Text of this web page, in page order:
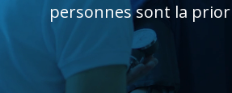
personnes sont la